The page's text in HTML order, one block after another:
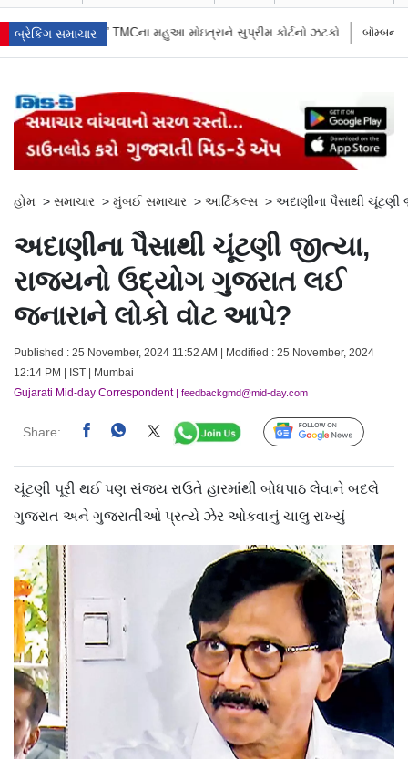
બ્રેકિંગ સમાચાર
સુપ્રીમ કોર્ટનો ઝટકો બૉમ્બની ધમકી બાદ મુંબઈમાં હાઈ ઍલર્ટ: શહેરની
હોમ > સમાચાર > મુંબઈ સમાચાર > આર્ટિકલ્સ > અદાણીના પૈસાથી
અદાણીના પૈસાથી ચૂંટણી જીત્યા,
રાજ્યનો ઉદ્યોગ ગુજરાત લઈ
જનારાને લોકો વોટ આપે?
Published : 25 November, 2024 11:52 AM | Modified : 25 November, 2024
12:14 PM | IST | Mumbai
Gujarati Mid-day Correspondent| feedbackgmd@mid-day.com
Share: Follow Us
ચૂંટણી પૂરી થઈ પણ સંજય રાઉતે હારમાંથી બોધપાઠ લેવાને બદલે
ગુજરાત અને ગુજરાતીઓ પ્રત્યે ઝેર ઓકવાનું ચાલુ રાખ્યું